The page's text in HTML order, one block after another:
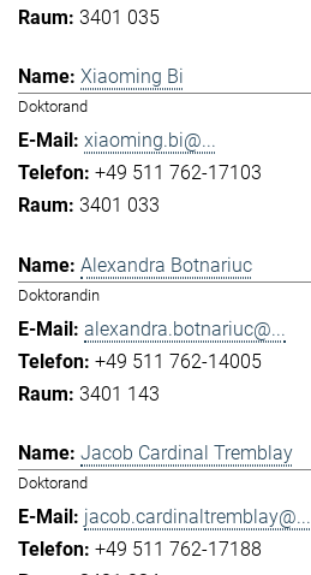
3401 035
Xiaoming Bi
Doktorand
xiaoming.bi@...
+49 511 762-17103
3401 033
Alexandra Botnariuc
Doktorandin
alexandra.botnariuc@...
+49 511 762-14005
3401 143
Jacob Cardinal Tremblay
Doktorand
jacob.cardinaltremblay@...
+49 511 762-17188